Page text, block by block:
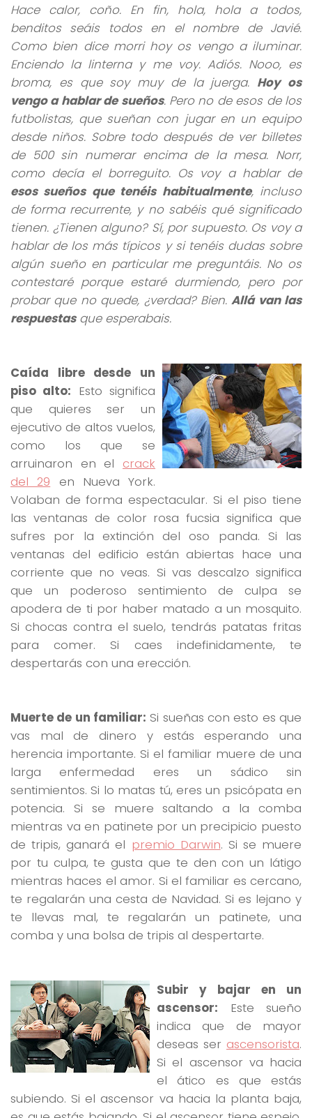
Hace calor, coño. En fin, hola, hola a todos,
benditos seáis todos en el nombre de Javié.
Como bien dice morri hoy os vengo a iluminar.
Enciendo la linterna y me voy. Adiós. Nooo, es
broma, es que soy muy de la juerga. Hoy os
vengo a hablar de sueños. Pero no de esos de los
futbolistas, que sueñan con jugar en un equipo
desde niños. Sobre todo después de ver billetes
de 500 sin numerar encima de la mesa. Norr,
como decía el borreguito. Os voy a hablar de
esos sueños que tenéis habitualmente, incluso
de forma recurrente, y no sabéis qué significado
tienen. ¿Tienen alguno? Sí, por supuesto. Os voy a
hablar de los más típicos y si tenéis dudas sobre
algún sueño en particular me preguntáis. No os
contestaré porque estaré durmiendo, pero por
probar que no quede, ¿verdad? Bien.Allá van las
respuestasque esperabais.
Caída libre desde un
piso alto: Esto significa
que quieres ser un
ejecutivo de altos vuelos,
como los que se
arruinaron en el crack
del 29 en Nueva York.
Volaban de forma espectacular. Si el piso tiene
las ventanas de color rosa fucsia significa que
sufres por la extinción del oso panda. Si las
ventanas del edificio están abiertas hace una
corriente que no veas. Si vas descalzo significa
que un poderoso sentimiento de culpa se
apodera de ti por haber matado a un mosquito.
Si chocas contra el suelo, tendrás patatas fritas
para comer. Si caes indefinidamente, te
despertarás con una erección.
Muerte de un familiar: Si sueñas con esto es que
vas mal de dinero y estás esperando una
herencia importante. Si el familiar muere de una
larga enfermedad eres un sádico sin
sentimientos. Si lo matas tú, eres un psicópata en
potencia. Si se muere saltando a la comba
mientras va en patinete por un precipicio puesto
de tripis, ganará el premio Darwin. Si se muere
por tu culpa, te gusta que te den con un látigo
mientras haces el amor. Si el familiar es cercano,
te regalarán una cesta de Navidad. Si es lejano y
te llevas mal, te regalarán un patinete, una
comba y una bolsa de tripis al despertarte.
Subir y bajar en un
ascensor: Este sueño
indica que de mayor
deseas ser ascensorista.
Si el ascensor va hacia
el ático es que estás
subiendo. Si el ascensor va hacia la planta baja,